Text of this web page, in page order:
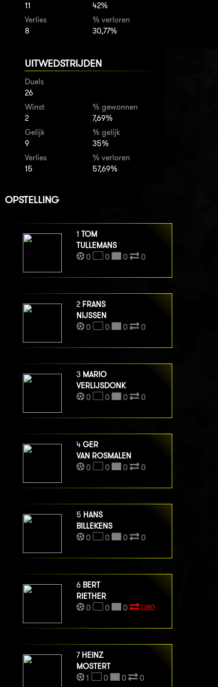
11
42%
Verlies
8
% verloren
30,77%
UITWEDSTRIJDEN
Duels
26
Winst
2
% gewonnen
7,69%
Gelijk
9
% gelijk
35%
Verlies
15
% verloren
57,69%
OPSTELLING
1 TOM
TULLEMANS
0
0 0 0
2 FRANS
NIJSSEN
0
0 0 0
3 MARIO
VERLIJSDONK
0
0 0 0
4 GER
VAN ROSMALEN
0
0 0 0
5 HANS
BILLEKENS
0
0 0 0
6 BERT
RIETHER
0
0 0 U80
7 HEINZ
MOSTERT
1
0 0 0